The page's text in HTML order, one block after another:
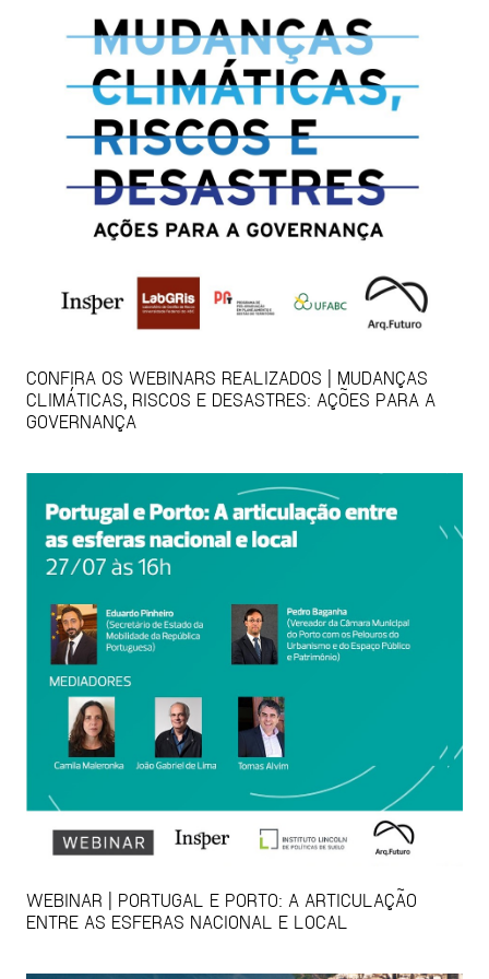
CONFIRA OS WEBINARS REALIZADOS | MUDANÇAS
CLIMÁTICAS, RISCOS E DESASTRES: AÇÕES PARA A
GOVERNANÇA
WEBINAR | PORTUGAL E PORTO: A ARTICULAÇÃO
ENTRE AS ESFERAS NACIONAL E LOCAL